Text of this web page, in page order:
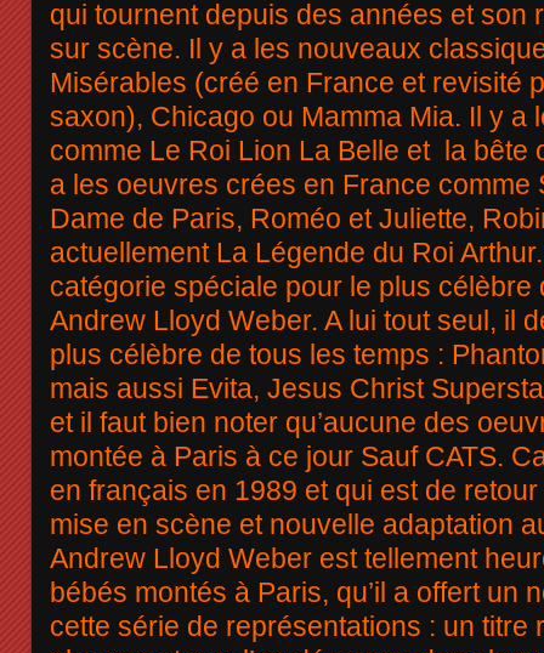
qui tournent depuis des années et son
sur scène. Il y a les nouveaux
Misérables (créé en France et revisité
saxon), Chicago ou Mamma Mia. Il y a
comme Le Roi Lion La Belle et la bête
a les oeuvres crées en France comme
Dame de Paris, Roméo et Juliette,
actuellement La Légende du Roi
catégorie spéciale pour le plus célèbre
Andrew Lloyd Weber. A lui tout seul, il
plus célèbre de tous les temps :
mais aussi Evita, Jesus Christ
et il faut bien noter qu’aucune des
montée à Paris à ce jour Sauf CATS.
en français en 1989 et qui est de
mise en scène et nouvelle adaptation
Andrew Lloyd Weber est tellement
bébés montés à Paris, qu’il a offert un
cette série de représentations : un titre